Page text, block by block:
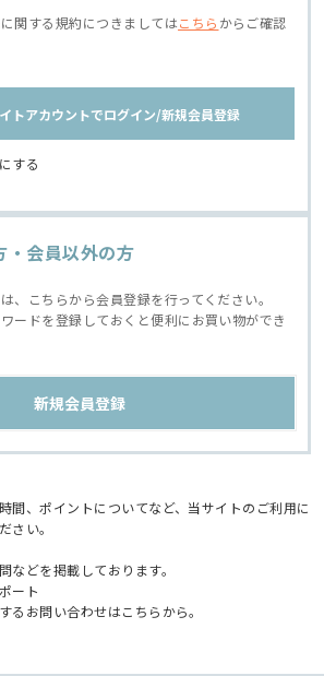
関する規約につきましてはこちら からご確認
トアカウントでログイン/新規会員登録
する
・会員以外の方
、こちらから会員登録を行ってください。
ードを登録しておくと便利にお買い物ができ
間、ポイントについてなど、当サイトのご利用に
さい。
などを掲載しております。
ート
るお問い合わせはこちらから。